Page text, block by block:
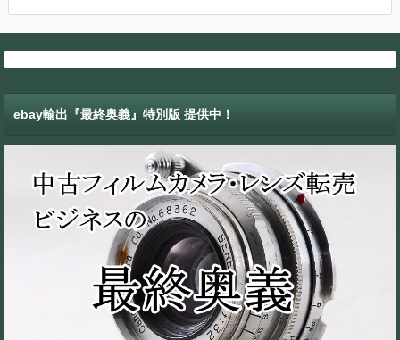
ebay輸出『最終奥義』特別版 提供中！